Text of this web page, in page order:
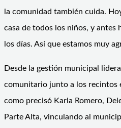
la comunidad también cuida.
casa de todos los niños, y antes
los días. Así que estamos muy
Desde la gestión municipal
comunitario junto a los recintos
como precisó Karla Romero,
Parte Alta, vinculando al